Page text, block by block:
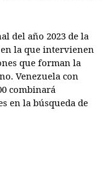
del año 2023 de la
la que intervienen
que forman la
Venezuela con
combinará
en la búsqueda de